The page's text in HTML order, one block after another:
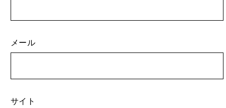
メール
サイト